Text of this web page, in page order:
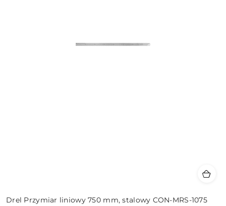
Drel Przymiar liniowy 750 mm, stalowy CON-MRS-1075